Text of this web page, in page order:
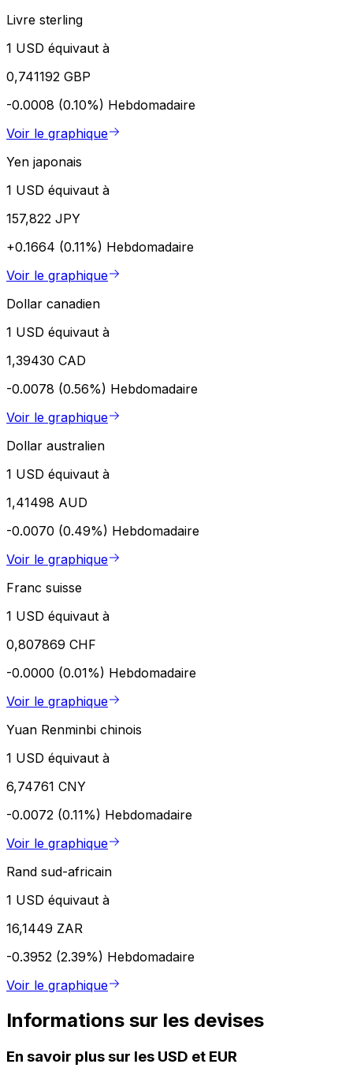
Livre sterling
1 USD équivaut à
0,741192 GBP
-0.0008 (0.10%) Hebdomadaire
Voir le graphique
Yen japonais
1 USD équivaut à
157,822 JPY
+0.1664 (0.11%) Hebdomadaire
Voir le graphique
Dollar canadien
1 USD équivaut à
1,39430 CAD
-0.0078 (0.56%) Hebdomadaire
Voir le graphique
Dollar australien
1 USD équivaut à
1,41498 AUD
-0.0070 (0.49%) Hebdomadaire
Voir le graphique
Franc suisse
1 USD équivaut à
0,807869 CHF
-0.0000 (0.01%) Hebdomadaire
Voir le graphique
Yuan Renminbi chinois
1 USD équivaut à
6,74761 CNY
-0.0072 (0.11%) Hebdomadaire
Voir le graphique
Rand sud-africain
1 USD équivaut à
16,1449 ZAR
-0.3952 (2.39%) Hebdomadaire
Voir le graphique
Informations sur les devises
En savoir plus sur les USD et EUR